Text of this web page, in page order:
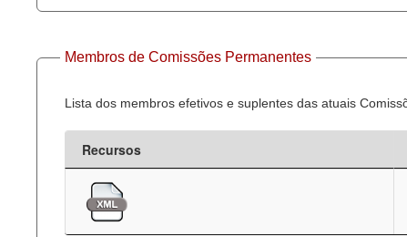
Membros de Comissões Permanentes
Lista dos membros efetivos e suplentes das atuais
Recursos